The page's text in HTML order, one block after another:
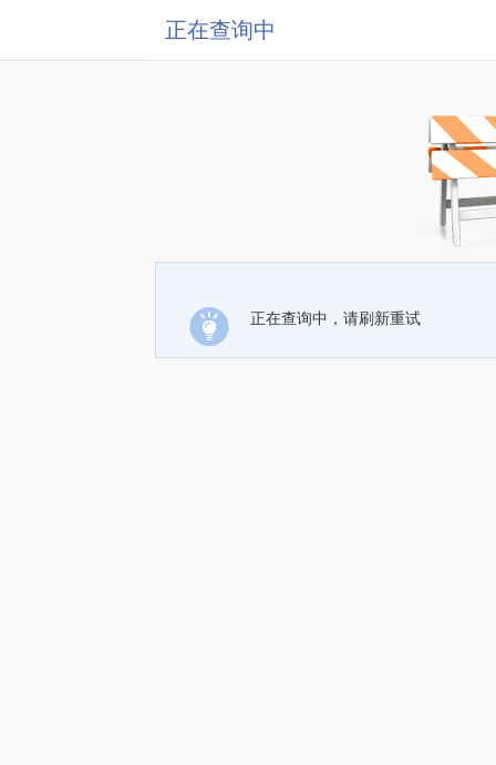
正在查询中
正在查询中，请刷新重试